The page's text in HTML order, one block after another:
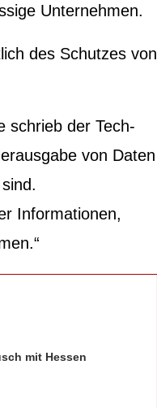
Unternehmen.
des Schutzes von
schrieb der Tech-
von Daten
Informationen,
mit Hessen